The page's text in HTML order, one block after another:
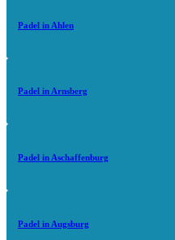
Padel in Ahlen
Padel in Arnsberg
Padel in Aschaffenburg
Padel in Augsburg